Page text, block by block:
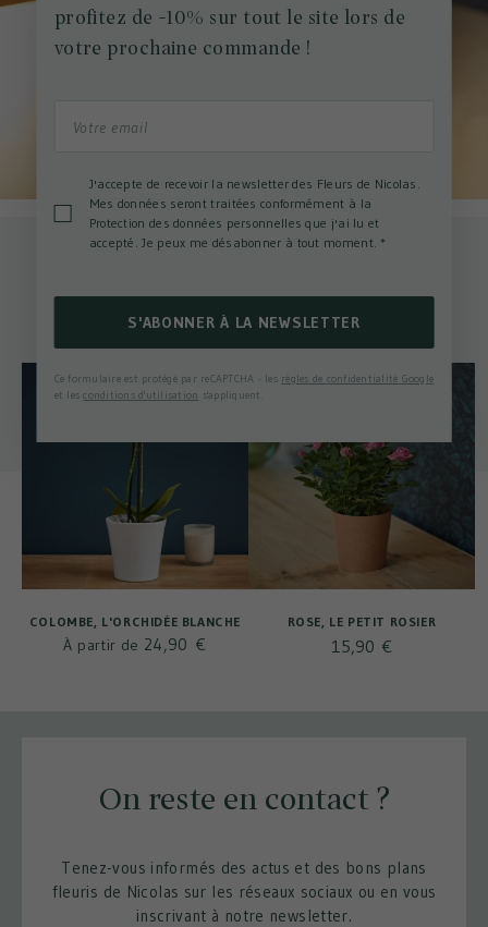
intéresser
COLOMBE, L'ORCHIDÉE BLANCHE
À partir de 24,90 €
ROSE, LE PETIT ROSIER
15,90 €
On reste en contact ?
Tenez-vous informés des actus et des bons plans
fleuris de Nicolas sur les réseaux sociaux ou en vous
inscrivant à notre newsletter.
profitez de -10% sur tout le site lors de
votre prochaine commande !
J'accepte de recevoir la newsletter des Fleurs de Nicolas.
Mes données seront traitées conformément à la
Protection des données personnelles que j'ai lu et
accepté. Je peux me désabonner à tout moment.*
S'ABONNER À LA NEWSLETTER
Ce formulaire est protégé par reCAPTCHA - les règles de confidentialité Google
et lesconditions d'utilisation s'appliquent.